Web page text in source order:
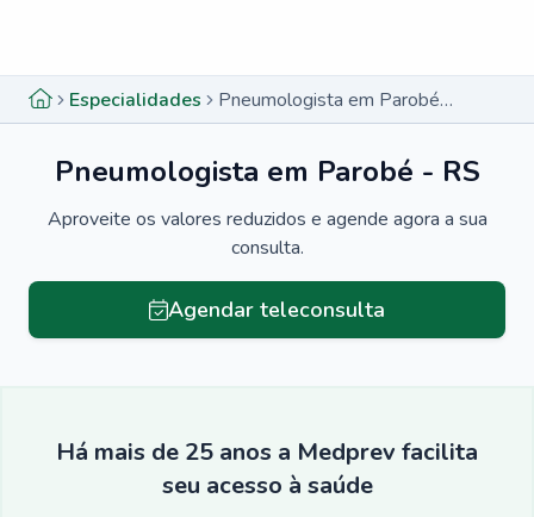
Especialidades Pneumologista em Parobé - RS
Pneumologista em Parobé - RS
Aproveite os valores reduzidos e agende agora a sua
consulta.
Agendar teleconsulta
Há mais de 25 anos a Medprev facilita
seu acesso à saúde